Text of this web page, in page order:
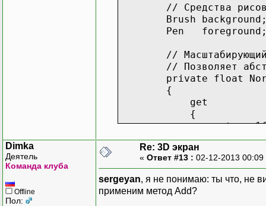
//
private
{
}
}
// Контроллер
{
//
private
// 2D
// Средства
Brush background;
Pen foreground; //
// Масштабирующий
// Позволяет
private float
{
get
{
return 1f /
}
}
public
{
Dimka
Деятель
Команда клуба
Offline
Пол:
Re: 3D экран
« Ответ #13 : 02-12-2013
sergeyan, я не понимаю: ты что, не
применим метод Add?